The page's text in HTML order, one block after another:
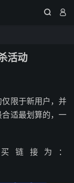
 
活动
限于新用户，并
适最划算的，一
链接为：